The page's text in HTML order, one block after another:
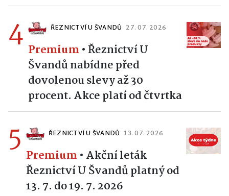
4 ŘEZNICTVÍ U ŠVANDŮ 27. 07. 2026
Premium •Řeznictví U
Švandů nabídne před
dovolenou slevy až 30
procent. Akce platí od čtvrtka
5 ŘEZNICTVÍ U ŠVANDŮ 13. 07. 2026
Premium • Akční leták
Řeznictví U Švandů platný od
13. 7. do 19. 7. 2026